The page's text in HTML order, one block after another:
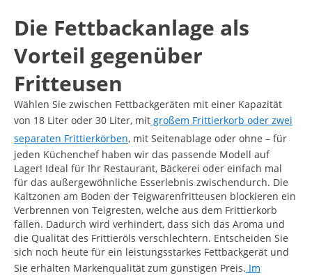
Die Fettbackanlage als
Vorteil gegenüber
Fritteusen
Wählen Sie zwischen Fettbackgeräten mit einer Kapazität
von 18 Liter oder 30 Liter, mit großem Frittierkorb oder zwei
separaten Frittierkörben, mit Seitenablage oder ohne – für
jeden Küchenchef haben wir das passende Modell auf
Lager! Ideal für Ihr Restaurant, Bäckerei oder einfach mal
für das außergewöhnliche Esserlebnis zwischendurch. Die
Kaltzonen am Boden der Teigwarenfritteusen blockieren ein
Verbrennen von Teigresten, welche aus dem Frittierkorb
fallen. Dadurch wird verhindert, dass sich das Aroma und
die Qualität des Frittieröls verschlechtern. Entscheiden Sie
sich noch heute für ein leistungsstarkes Fettbackgerät und
Sie erhalten Markenqualität zum günstigen Preis. Im